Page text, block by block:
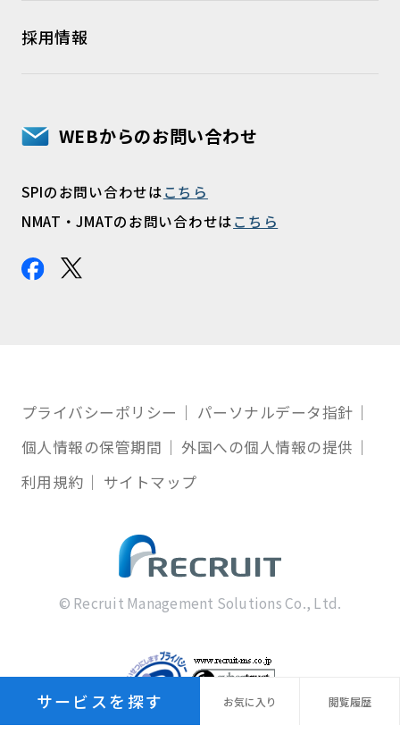
サービスを探す お気に 入り 閲覧履歴
採用情報
WEBからのお問い合わせ
SPIのお問い合わせはこちら
NMAT・JMATのお問い合わせはこちら
プライバシーポリシー
パーソナルデータ指針
個人情報の保管期間
外国への個人情報の提供
利用規約
サイトマップ
© Recruit Management Solutions Co., Ltd.